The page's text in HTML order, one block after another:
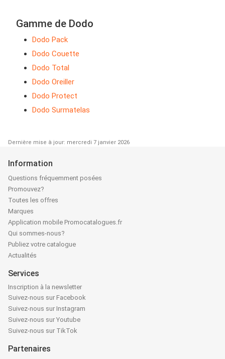
Gamme de Dodo
Dodo Pack
Dodo Couette
Dodo Total
Dodo Oreiller
Dodo Protect
Dodo Surmatelas
Dernière mise à jour: mercredi 7 janvier 2026
Information
Questions fréquemment posées
Promouvez?
Toutes les offres
Marques
Application mobile Promocatalogues.fr
Qui sommes-nous?
Publiez votre catalogue
Actualités
Services
Inscription à la newsletter
Suivez-nous sur Facebook
Suivez-nous sur Instagram
Suivez-nous sur Youtube
Suivez-nous sur TikTok
Partenaires